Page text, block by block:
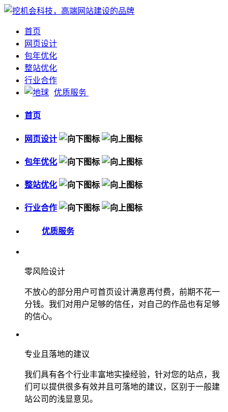
首页
网页设计
包年优化
整站优化
行业合作
优质服务
首页
网页设计
包年优化
整站优化
行业合作
优质服务
零风险设计
不放心的部分用户可首页设计满意再付费，前期不花一
分钱。我们对用户足够的信任，对自己的作品也有足够
的信心。
专业且落地的建议
我们具有各个行业丰富地实操经验，针对您的站点，我
们可以提供很多有效并且可落地的建议，区别于一般建
站公司的浅显意见。